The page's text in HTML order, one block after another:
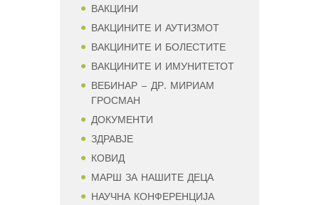
ВАКЦИНИ
ВАКЦИНИТЕ И АУТИЗМОТ
ВАКЦИНИТЕ И БОЛЕСТИТЕ
ВАКЦИНИТЕ И ИМУНИТЕТОТ
ВЕБИНАР – ДР. МИРИАМ
ГРОСМАН
ДОКУМЕНТИ
ЗДРАВЈЕ
КОВИД
МАРШ ЗА НАШИТЕ ДЕЦА
НАУЧНА КОНФЕРЕНЦИЈА